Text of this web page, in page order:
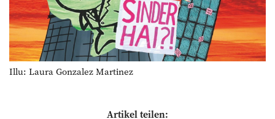
Illu: Laura Gonzalez Martinez
Artikel teilen: